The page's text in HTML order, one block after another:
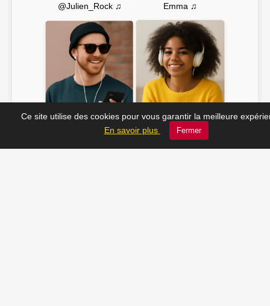
@Julien_Rock ♫ Emma ♫
JC_13 ♫ Soline ♫
Ce site utilise des cookies pour vous garantir la meilleure
En savoir plus
Fermer